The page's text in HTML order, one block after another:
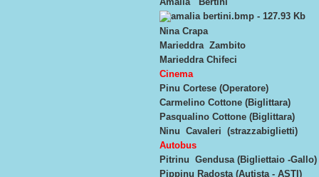
Nina Crapa
Marieddra Zambito
Marieddra Chifeci
Cinema
Pinu Cortese (Operatore)
Carmelino Cottone (Biglittara)
Pasqualino Cottone (Biglittara)
Ninu Cavaleri (strazzabiglietti)
Autobus
Pitrinu Gendusa (Bigliettaio -Gallo)
Pippinu Radosta (Autista - ASTI)